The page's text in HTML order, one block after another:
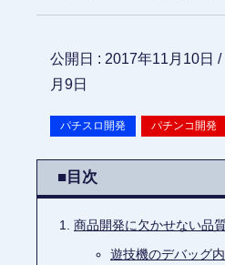
公開日 : 2017年11月10日 /
月9日
パチスロ開発 パチンコ開発
■目次
商品開発に欠かせない品
遊技機のデバッグ